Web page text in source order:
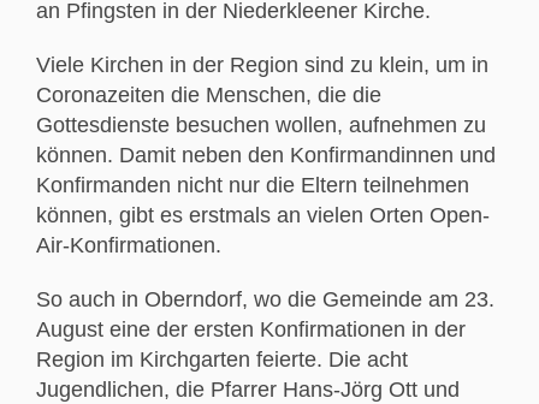
an Pfingsten in der Niederkleener Kirche.
Viele Kirchen in der Region sind zu klein, um in
Coronazeiten die Menschen, die die
Gottesdienste besuchen wollen, aufnehmen zu
können. Damit neben den Konfirmandinnen und
Konfirmanden nicht nur die Eltern teilnehmen
können, gibt es erstmals an vielen Orten Open-
Air-Konfirmationen.
So auch in Oberndorf, wo die Gemeinde am 23.
August eine der ersten Konfirmationen in der
Region im Kirchgarten feierte. Die acht
Jugendlichen, die Pfarrer Hans-Jörg Ott und